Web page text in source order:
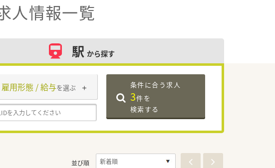
人情報一覧
駅 から探す
雇用形態 / 給与を選ぶ 条件に合う求人
3件を
検索する
並び順